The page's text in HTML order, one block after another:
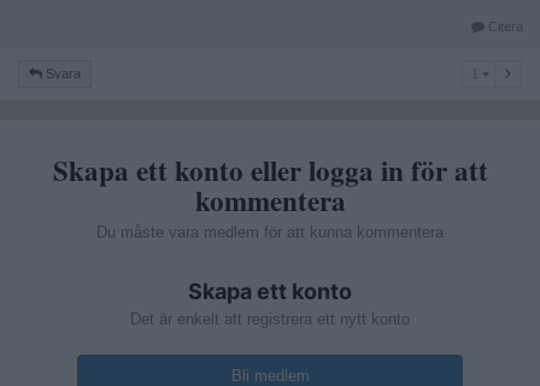
Citera
Svara
Skapa ett konto eller logga in för att
kommentera
Du måste vara medlem för att kunna kommentera
Skapa ett konto
Det är enkelt att registrera ett nytt konto
Bli medlem